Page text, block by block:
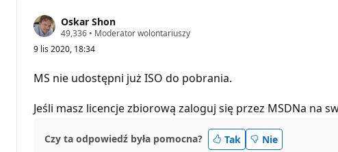
Oskar Shon
49,336 P
n
t
y
e
p
t
a
• Moderator wolontariuszy
9 lis 2020, 18:34
MS nie udostępni już ISO do pobrania.
Jeśli masz licencje zbiorową zaloguj się przez MSDNa na
Czy ta odpowiedź była pomocna? Tak Nie